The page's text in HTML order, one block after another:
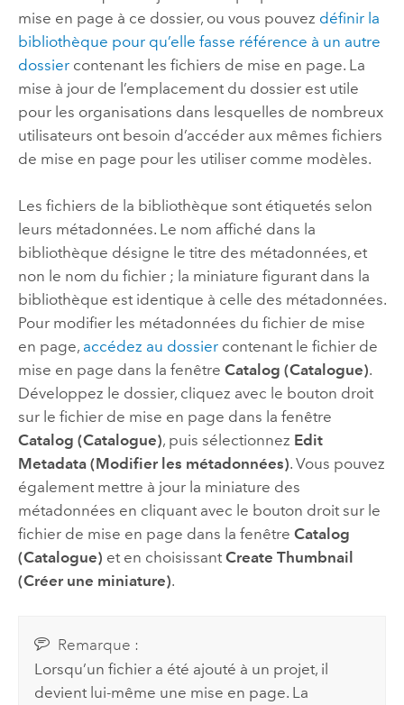
mise en page à ce dossier, ou vous pouvez définir la
bibliothèque pour qu’elle fasse référence à un autre
dossiercontenant les fichiers de mise en page. La
mise à jour de l’emplacement du dossier est utile
pour les organisations dans lesquelles de nombreux
utilisateurs ont besoin d’accéder aux mêmes fichiers
de mise en page pour les utiliser comme modèles.
Les fichiers de la bibliothèque sont étiquetés selon
leurs métadonnées. Le nom affiché dans la
bibliothèque désigne le titre des métadonnées, et
non le nom du fichier ; la miniature figurant dans la
bibliothèque est identique à celle des métadonnées.
Pour modifier les métadonnées du fichier de mise
en page, accédez au dossiercontenant le fichier de
mise en page dans la fenêtre Catalog (Catalogue).
Développez le dossier, cliquez avec le bouton droit
sur le fichier de mise en page dans la fenêtre
Catalog (Catalogue), puis sélectionnez Edit
Metadata (Modifier les métadonnées). Vous pouvez
également mettre à jour la miniature des
métadonnées en cliquant avec le bouton droit sur le
fichier de mise en page dans la fenêtre Catalog
(Catalogue) et en choisissant Create Thumbnail
(Créer une miniature).
Remarque :
Lorsqu’un fichier a été ajouté à un projet, il
devient lui-même une mise en page. La